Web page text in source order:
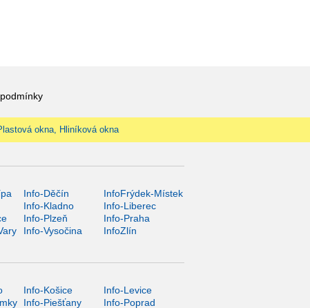
okna, Hliníková okna
Info-Děčín
InfoFrýdek-Místek
Info-Kladno
Info-Liberec
Info-Plzeň
Info-Praha
Info-Vysočina InfoZlín
Info-Košice
Info-Levice
Info-Piešťany Info-Poprad